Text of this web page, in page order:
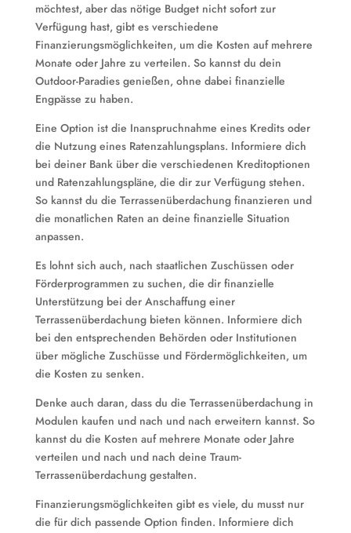
möchtest, aber das nötige Budget nicht sofort zur
Verfügung hast, gibt es verschiedene
Finanzierungsmöglichkeiten, um die Kosten auf mehrere
Monate oder Jahre zu verteilen. So kannst du dein
Outdoor-Paradies genießen, ohne dabei finanzielle
Engpässe zu haben.
Eine Option ist die Inanspruchnahme eines Kredits oder
die Nutzung eines Ratenzahlungsplans. Informiere dich
bei deiner Bank über die verschiedenen Kreditoptionen
und Ratenzahlungspläne, die dir zur Verfügung stehen.
So kannst du die Terrassenüberdachung finanzieren und
die monatlichen Raten an deine finanzielle Situation
anpassen.
Es lohnt sich auch, nach staatlichen Zuschüssen oder
Förderprogrammen zu suchen, die dir finanzielle
Unterstützung bei der Anschaffung einer
Terrassenüberdachung bieten können. Informiere dich
bei den entsprechenden Behörden oder Institutionen
über mögliche Zuschüsse und Fördermöglichkeiten, um
die Kosten zu senken.
Denke auch daran, dass du die Terrassenüberdachung in
Modulen kaufen und nach und nach erweitern kannst. So
kannst du die Kosten auf mehrere Monate oder Jahre
verteilen und nach und nach deine Traum-
Terrassenüberdachung gestalten.
Finanzierungsmöglichkeiten gibt es viele, du musst nur
die für dich passende Option finden. Informiere dich